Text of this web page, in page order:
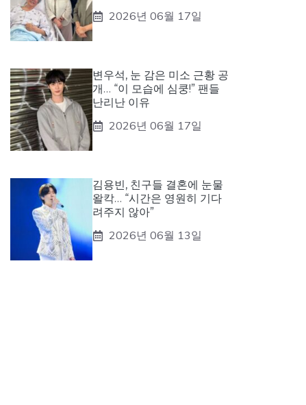
2026년 06월 17일
변우석, 눈 감은 미소 근황 공
개… “이 모습에 심쿵!” 팬들
난리난 이유
2026년 06월 17일
김용빈, 친구들 결혼에 눈물
왈칵… “시간은 영원히 기다
려주지 않아”
2026년 06월 13일